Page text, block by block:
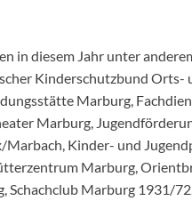
in diesem Jahr unter
Kinderschutzbund Orts-
Marburg,
Marburg,
Kinder- und
Marburg,
Schachclub Marburg 1931/